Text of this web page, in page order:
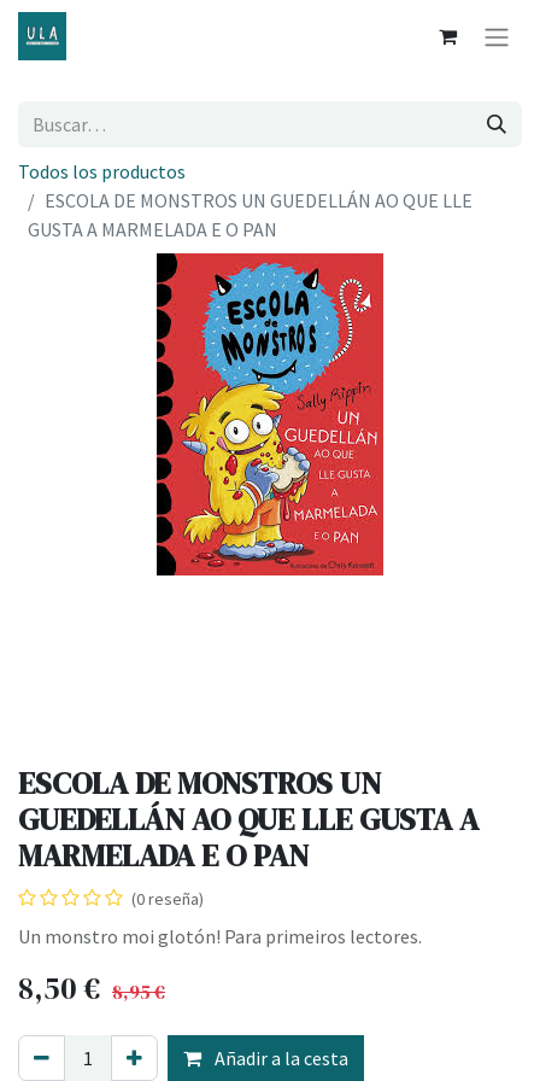
Todos los productos
ESCOLA DE MONSTROS UN GUEDELLÁN AO QUE LLE
GUSTA A MARMELADA E O PAN
ESCOLA DE MONSTROS UN
GUEDELLÁN AO QUE LLE GUSTA A
MARMELADA E O PAN
(0 reseña)
Un monstro moi glotón! Para primeiros lectores.
8,50€ 8,95€
Añadir a la cesta